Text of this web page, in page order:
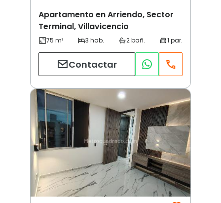
Apartamento en Arriendo, Sector
Terminal, Villavicencio
Contactar